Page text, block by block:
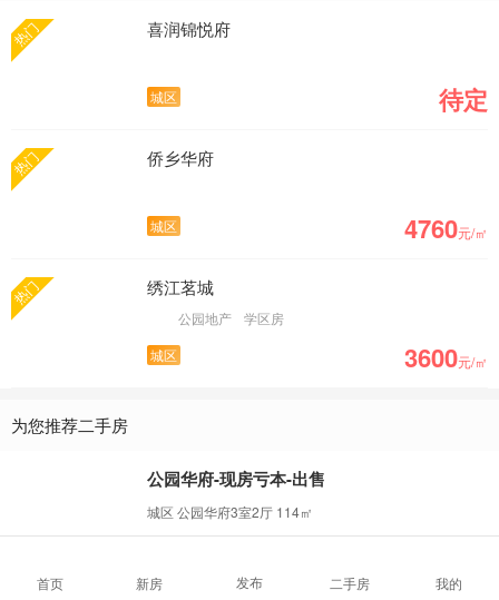
房价出炉，容县房价4827元/㎡
第13周（3月27日--4月2日）容县商品房住宅最新
价出炉，容县房价4632元/㎡
热门 喜润锦悦府
城区 待定
热门 侨乡华府
城区 4760元/㎡
热门 绣江茗城
公园地产
学区房
城区
3600元/㎡
为您推荐二手房
公园华府-现房亏本-出售
城区 公园华府3室2厅 114㎡
首页 新房 发布 二手房 我的